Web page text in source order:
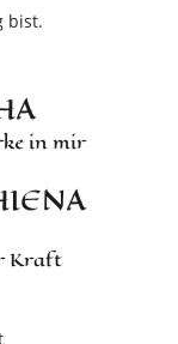
bist.
in mir
Kraft